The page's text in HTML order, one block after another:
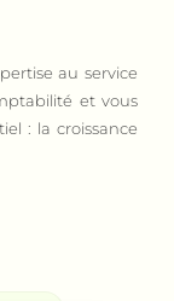
au service
et vous
: la croissance